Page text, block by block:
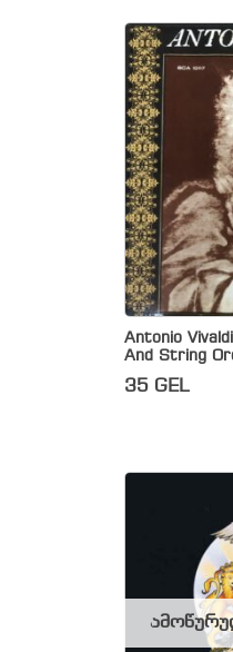
Antonio
And String
35 GEL